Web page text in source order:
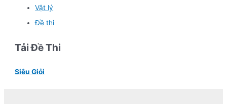
Vật lý
Đề thi
Tải Đề Thi
Siêu Giỏi